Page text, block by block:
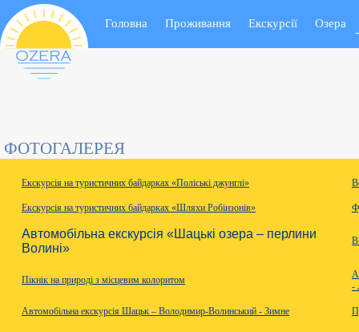
Notice : Undefined variable: questpos in
/home/trek428/ozera.com.ua/www/
Notice
: Undefined variable: questposall in
Головна Проживання Екскурсії Озера
ФОТОГАЛЕРЕЯ
Екскурсія на туристичних байдарках «Поліські джунглі»
Екскурсія на туристичних байдарках «Шляхи Робінзонів»
Автомобільна екскурсія «Шацькі озера – перлини
Волині»
Пікнік на природі з місцевим колоритом
-
Автомобільна екскурсія Шацьк – Володимир-Волинський - Зимне